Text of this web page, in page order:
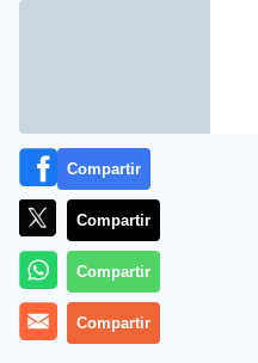
Más información
Compartir
Compartir
Compartir
Compartir